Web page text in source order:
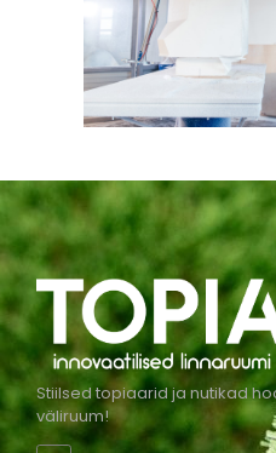
Stiilsed topiaarid ja nutikad
väliruum!